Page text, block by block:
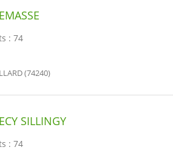
: 74
(74240)
SILLINGY
: 74